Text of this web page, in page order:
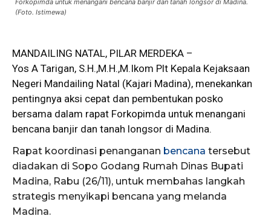
(Foto. Istimewa)
MANDAILING NATAL, PILAR MERDEKA –
Yos A Tarigan, S.H.,M.H.,M.Ikom Plt Kepala Kejaksaan
Negeri Mandailing Natal (Kajari Madina), menekankan
pentingnya aksi cepat dan pembentukan posko
bersama dalam rapat Forkopimda untuk menangani
bencana banjir dan tanah longsor di Madina.
Rapat koordinasi penanganan bencana tersebut
diadakan di Sopo Godang Rumah Dinas Bupati
Madina, Rabu (26/11), untuk membahas langkah
strategis menyikapi bencana yang melanda
Madina.